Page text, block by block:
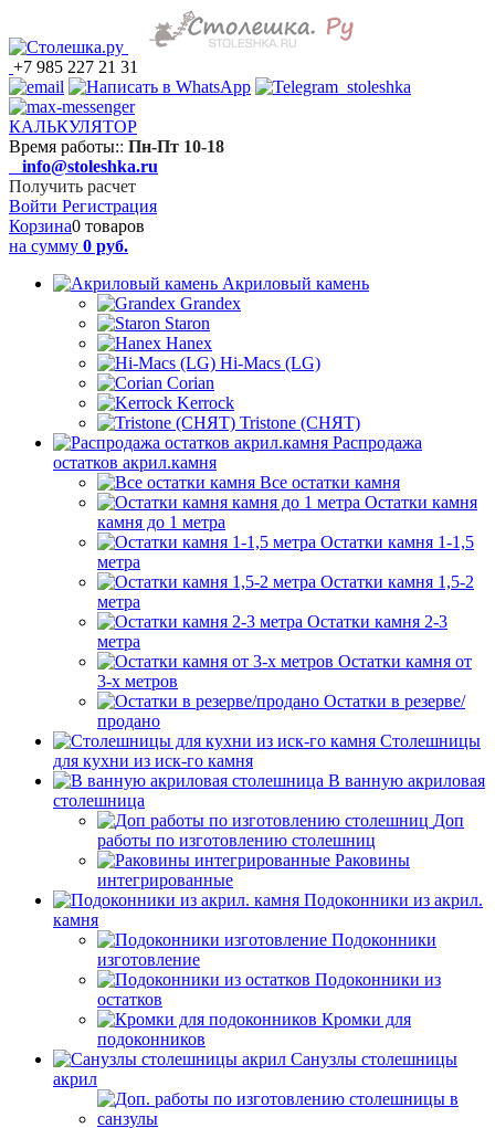
+7 985 227 21 31
КАЛЬКУЛЯТОР
Время работы:: Пн-Пт 10-18
info@stoleshka.ru
Получить расчет
Войти Регистрация
Корзина0 товаров
на сумму 0 руб.
Акриловый камень
Grandex
Staron
Hanex
Hi-Macs (LG)
Corian
Kerrock
Tristone (СНЯТ)
Распродажа
остатков акрил.камня
Все остатки камня
Остатки камня
камня до 1 метра
Остатки камня 1-1,5
метра
Остатки камня 1,5-2
метра
Остатки камня 2-3
метра
Остатки камня от
3-х метров
Остатки в резерве/
продано
Столешницы
для кухни из иск-го камня
В ванную акриловая
столешница
Доп
работы по изготовлению столешниц
Раковины
интегрированные
Подоконники из акрил.
камня
Подоконники
изготовление
Подоконники из
остатков
Кромки для
подоконников
Санузлы столешницы
акрил